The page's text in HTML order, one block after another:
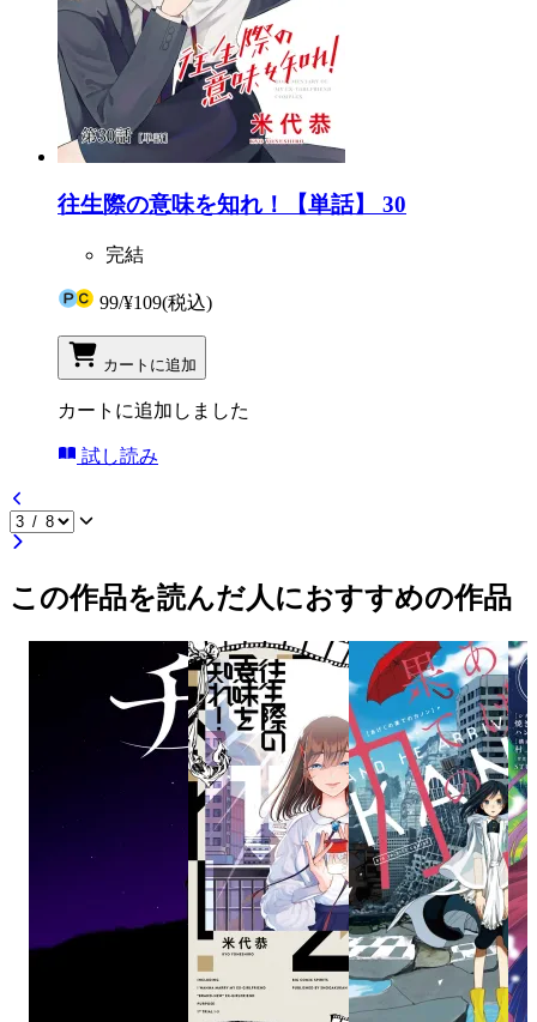
往生際の意味を知れ！【単話】 30
完結
99/¥109(税込)
カートに追加
カートに追加しました
試し読み
この作品を読んだ人におすすめの作品